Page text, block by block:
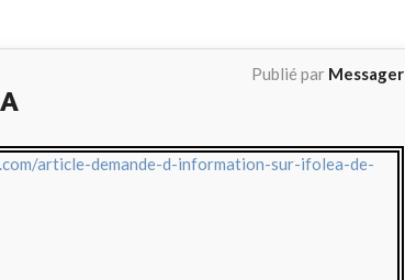
Publié par Messager
article-demande-d-information-sur-ifolea-de-